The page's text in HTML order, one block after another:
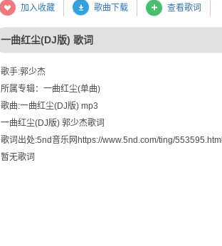
加入收藏 歌曲下载 查看歌词
一曲红尘(DJ版) 歌词
歌手:郭少杰
所属专辑：一曲红尘(单曲)
歌曲:一曲红尘(DJ版) mp3
一曲红尘(DJ版) 郭少杰歌词
歌词出处:5nd音乐网https://www.5nd.com/ting/553595.html
暂无歌词